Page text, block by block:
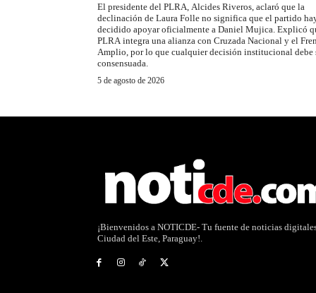
El presidente del PLRA, Alcides Riveros, aclaró que la
declinación de Laura Folle no significa que el partido
decidido apoyar oficialmente a Daniel Mujica. Explicó
PLRA integra una alianza con Cruzada Nacional y el
Amplio, por lo que cualquier decisión institucional debe
consensuada.
5 de agosto de 2026
¡Bienvenidos a NOTICDE- Tu fuente de noticias
Ciudad del Este, Paraguay!.